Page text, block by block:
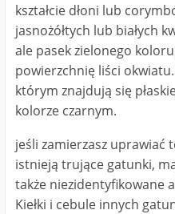
kształcie dłoni lub
jasnożółtych lub białych
ale pasek zielonego
powierzchnię liści
którym znajdują się
kolorze czarnym.
jeśli zamierzasz uprawiać
istnieją trujące gatunki,
także niezidentyfikowane
Kiełki i cebule innych